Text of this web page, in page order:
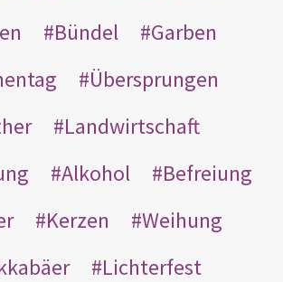
Bündel
Garben
Übersprungen
Landwirtschaft
Alkohol
Befreiung
Kerzen
Weihung
Lichterfest